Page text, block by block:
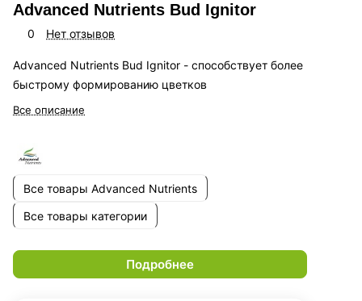
Advanced Nutrients Bud Ignitor
0 Нет отзывов
Advanced Nutrients Bud Ignitor - способствует более
быстрому формированию цветков
Все описание
Все товары Advanced Nutrients
Все товары категории
Подробнее